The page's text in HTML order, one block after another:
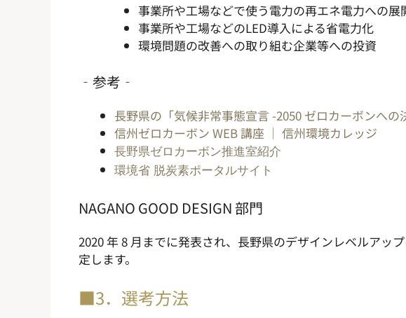
事業所や工場などで使う電力の再エネ電力への展
事業所や工場などのLED導入による省電力化
環境問題の改善への取り組む企業等への投資
‐参考‐
長野県の「気候非常事態宣言 -2050 ゼロカーボンへの
信州ゼロカーボン WEB 講座 ｜ 信州環境カレッジ
長野県ゼロカーボン推進室紹介
環境省 脱炭素ポータルサイト
NAGANO GOOD DESIGN 部門
2020 年 8 月までに発表され、長野県のデザインレベルアッ
定します。
■3．選考方法